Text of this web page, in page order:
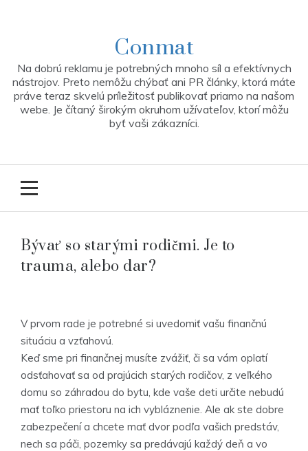
Conmat
Na dobrú reklamu je potrebných mnoho síl a efektívnych
nástrojov. Preto nemôžu chýbať ani PR články, ktorá máte
práve teraz skvelú príležitosť publikovať priamo na našom
webe. Je čítaný širokým okruhom užívateľov, ktorí môžu
byť vaši zákazníci.
Bývať so starými rodičmi. Je to
trauma, alebo dar?
V prvom rade je potrebné si uvedomiť vašu finančnú
situáciu a vzťahovú.
Keď sme pri finančnej musíte zvážiť, či sa vám oplatí
odsťahovať sa od prajúcich starých rodičov, z veľkého
domu so záhradou do bytu, kde vaše deti určite nebudú
mať toľko priestoru na ich vybláznenie. Ale ak ste dobre
zabezpečení a chcete mať dvor podľa vašich predstáv,
nech sa páči, pozemky sa predávajú každý deň a vo